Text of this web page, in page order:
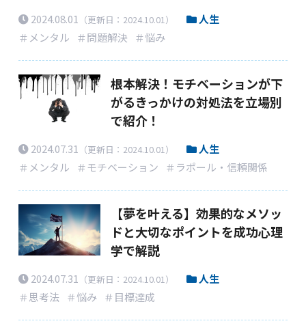
2024.08.01 （更新日：2024.10.01）
人生
＃メンタル
＃問題解決 ＃悩み
根本解決！モチベーションが下
がるきっかけの対処法を立場別
で紹介！
2024.07.31 （更新日：2024.10.01）
人生
＃メンタル
＃モチベーション ＃ラポール・信頼関係
【夢を叶える】効果的なメソッ
ドと大切なポイントを成功心理
学で解説
2024.07.31 （更新日：2024.10.01）
人生
＃思考法 ＃悩み ＃目標達成